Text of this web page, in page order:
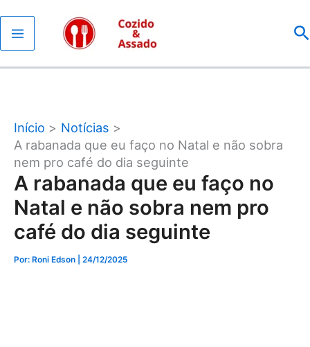
para
o
conteúdo
Início
Notícias
A rabanada que eu faço no Natal e não sobra
nem pro café do dia seguinte
A rabanada que eu faço no
Natal e não sobra nem pro
café do dia seguinte
Por: Roni Edson | 24/12/2025